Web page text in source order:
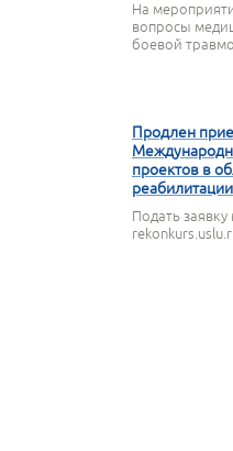
На
вопросы
боевой
Продлен
проектов в
Подать